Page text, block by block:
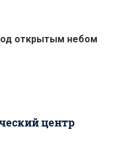
открытым небом
центр